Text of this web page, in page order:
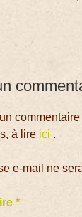
à lire ici .
e-mail ne
*